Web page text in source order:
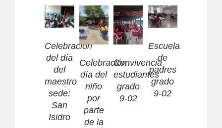
Celebración
del día
del
maestro
sede:
San
Isidro
Celebración
día del
niño
por
parte
de la
Convivencia
estudiantes
grado
9-02
Escuela
de
padres
grado
9-02